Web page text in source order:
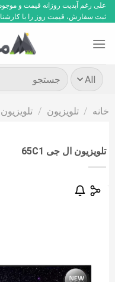
Skip
to
علی رغم آپدیت روزانه قیمت و
ثبت سفارش، قیمت روز را با کارشناس
جستجو
برای:
خانه / تلویزیون /
تلویزیون ال جی 65C1